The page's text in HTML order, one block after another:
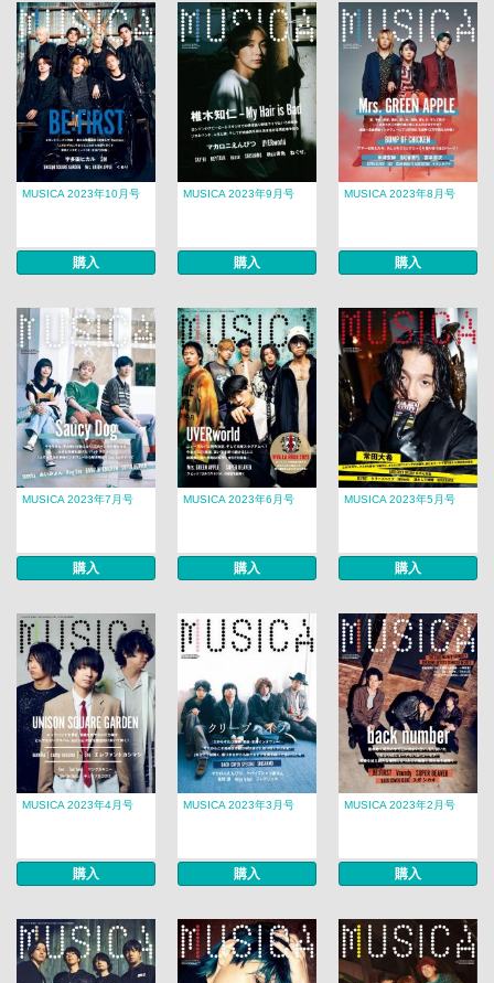
MUSICA 2023年10月号
購入
MUSICA 2023年9月号
購入
MUSICA 2023年8月号
購入
MUSICA 2023年7月号
購入
MUSICA 2023年6月号
購入
MUSICA 2023年5月号
購入
MUSICA 2023年4月号
購入
MUSICA 2023年3月号
購入
MUSICA 2023年2月号
購入